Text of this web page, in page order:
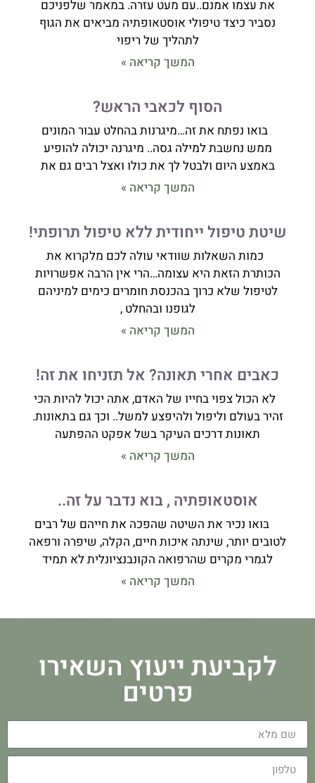
את עצמו אמנם..עם מעט עזרה. במאמר שלפניכם
נסביר כיצד טיפולי אוסטאופתיה מביאים את הגוף
לתהליך של ריפוי
המשך קריאה »
הסוף לכאבי הראש?
בואו נפתח את זה…מיגרנות בהחלט עבור המונים
ממש נחשבת למילה גסה.. מיגרנה יכולה להופיע
באמצע היום ולבטל לך את כולו ואצל רבים גם את
המשך קריאה »
שיטת טיפול ייחודית ללא טיפול תרופתי!
כמות השאלות שוודאי עולה לכם מלקרוא את
הכותרת הזאת היא עצומה…הרי אין הרבה אפשרויות
לטיפול שלא כרוך בהכנסת חומרים כימים למיניהם
לגופנו ובהחלט ,
המשך קריאה »
כאבים אחרי תאונה? אל תזניחו את זה!
לא הכול צפוי בחייו של האדם, אתה יכול להיות הכי
זהיר בעולם וליפול ולהיפצע למשל.. וכך גם בתאונות.
תאונות דרכים העיקר בשל אפקט ההפתעה
המשך קריאה »
אוסטאופתיה , בוא נדבר על זה..
בואו נכיר את השיטה שהפכה את חייהם של רבים
לטובים יותר, שינתה איכות חיים, הקלה, שיפרה ורפאה
לגמרי מקרים שהרפואה הקונבנציונלית לא תמיד
המשך קריאה »
לקביעת ייעוץ השאירו
פרטים